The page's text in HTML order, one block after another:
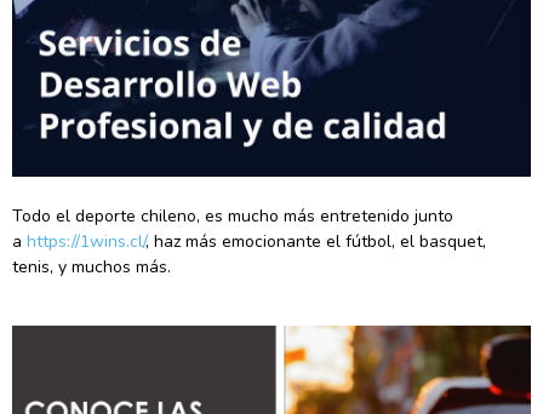
Todo el deporte chileno, es mucho más entretenido junto
a https://1wins.cl/, haz más emocionante el fútbol, el basquet,
tenis, y muchos más.